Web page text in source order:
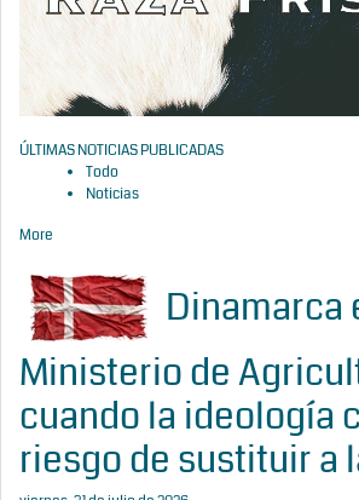
ÚLTIMAS NOTICIAS PUBLICADAS
Todo
Noticias
More
Dinamarca
Ministerio de
cuando la ideología
riesgo de sustituir a